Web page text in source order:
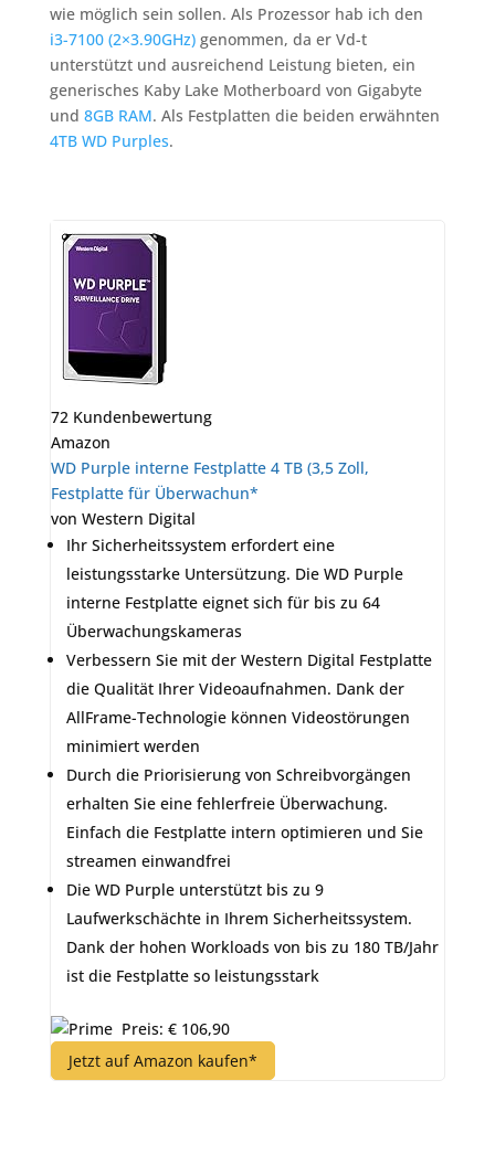
wie möglich sein sollen. Als Prozessor hab ich den
i3-7100 (2×3.90GHz)genommen, da er Vd-t
unterstützt und ausreichend Leistung bieten, ein
generisches Kaby Lake Motherboard von Gigabyte
und 8GB RAM. Als Festplatten die beiden erwähnten
4TB WD Purples.
72 Kundenbewertung
Amazon
WD Purple interne Festplatte 4 TB (3,5 Zoll,
Festplatte für Überwachun*
von Western Digital
Ihr Sicherheitssystem erfordert eine
leistungsstarke Untersützung. Die WD Purple
interne Festplatte eignet sich für bis zu 64
Überwachungskameras
Verbessern Sie mit der Western Digital Festplatte
die Qualität Ihrer Videoaufnahmen. Dank der
AllFrame-Technologie können Videostörungen
minimiert werden
Durch die Priorisierung von Schreibvorgängen
erhalten Sie eine fehlerfreie Überwachung.
Einfach die Festplatte intern optimieren und Sie
streamen einwandfrei
Die WD Purple unterstützt bis zu 9
Laufwerkschächte in Ihrem Sicherheitssystem.
Dank der hohen Workloads von bis zu 180 TB/Jahr
ist die Festplatte so leistungsstark
Preis: € 106,90
Jetzt auf Amazon kaufen*